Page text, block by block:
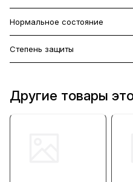
Нормальное состояние
Степень защиты
Другие товары